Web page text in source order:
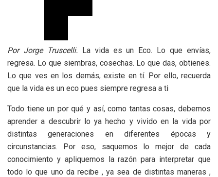
Por Jorge Truscelli. La vida es un Eco. Lo que envías,
regresa. Lo que siembras, cosechas. Lo que das, obtienes.
Lo que ves en los demás, existe en tí. Por ello, recuerda
que la vida es un eco pues siempre regresa a ti
Todo tiene un por qué y así, como tantas cosas, debemos
aprender a descubrir lo ya hecho y vivido en la vida por
distintas generaciones en diferentes épocas y
circunstancias. Por eso, saquemos lo mejor de cada
conocimiento y apliquemos la razón para interpretar que
todo lo que uno da recibe , ya sea de distintas maneras ,